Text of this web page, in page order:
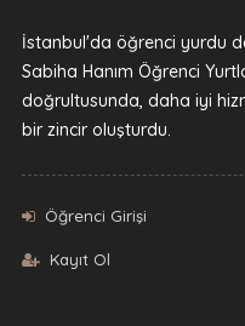
İstanbul'da öğrenci yurdu
Sabiha Hanım Öğrenci
doğrultusunda, daha iyi
bir zincir oluşturdu.
Öğrenci Girişi
Kayıt Ol